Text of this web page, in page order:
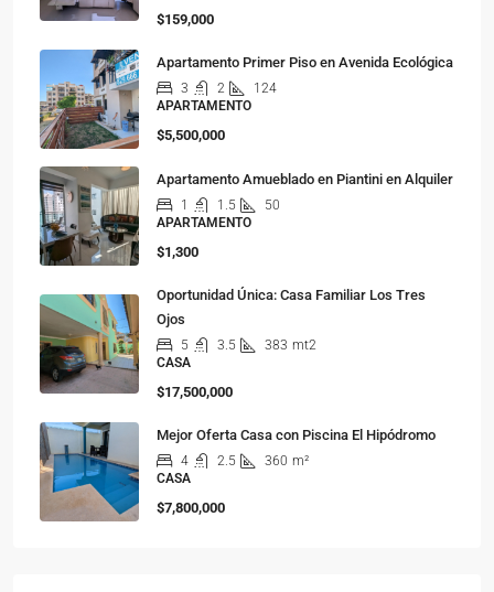
$159,000
Apartamento Primer Piso en Avenida Ecológica
3 2
124
APARTAMENTO
$5,500,000
Apartamento Amueblado en Piantini en Alquiler
1 1.5
50
APARTAMENTO
$1,300
Oportunidad Única: Casa Familiar Los Tres
Ojos
5 3.5 383 mt2
CASA
$17,500,000
Mejor Oferta Casa con Piscina El Hipódromo
4 2.5 360 m²
CASA
$7,800,000